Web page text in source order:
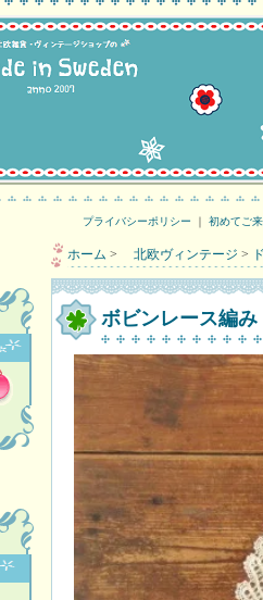
プライバシーポリシー ｜ 初めてご
ホーム > 北欧ヴィンテージ >
ボビンレース編